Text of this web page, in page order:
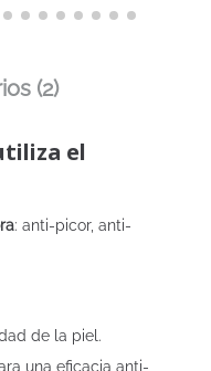
(2)
el
: anti-picor, anti-
de la piel.
una eficacia anti-